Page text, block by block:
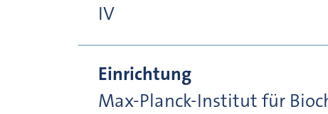
IV
Einrichtung
Max-Planck-Institut für